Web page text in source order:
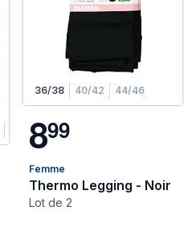
6-8 ans
36/38 40/42 44/46
899
Femme
Thermo Legging - Noir
Lot de 2